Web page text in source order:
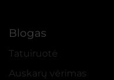
Blogas
Tatuiruotė
Auskarų vėrimas